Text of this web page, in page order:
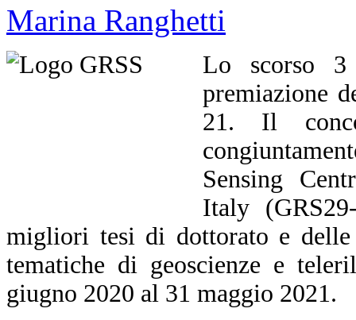
Lo scorso
premiazione
21. Il
Sensing
Italy
migliori tesi di dottorato e
tematiche di geoscienze e
giugno 2020 al 31 maggio 2021.